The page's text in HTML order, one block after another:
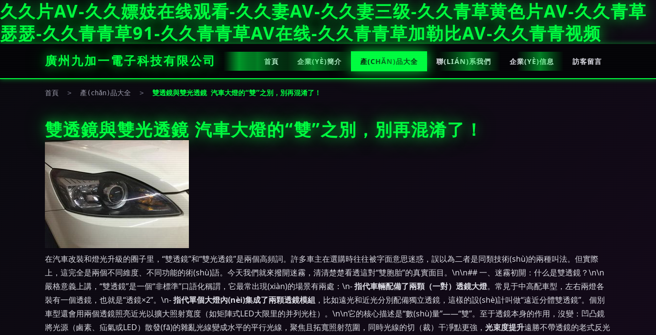
久久片AV-久久嫖妓在线观看-久久妻AV-久久妻三级-久久青草黄色片AV-久久青草
瑟瑟-久久青青草91-久久青青草AV在线-久久青青草加勒比AV-久久青青视频
廣州九加一電子科技有限公司 首頁 企業(YÈ)簡介 產(CHǍN)品大全 聯(LIÁN)系我們 企業(YÈ)信息 訪客留言
首頁 > 產(chǎn)品大全 > 雙透鏡與雙光透鏡 汽車大燈的“雙”之別，別再混淆了！
雙透鏡與雙光透鏡 汽車大燈的“雙”之別，別再混淆了！
在汽車改裝和燈光升級的圈子里，“雙透鏡”和“雙光透鏡”是兩個高頻詞。許多車主在選購時往往被字面意思迷惑，誤以為二者是同類技術(shù)的兩種叫法。但實際
上，這完全是兩個不同維度、不同功能的術(shù)語。今天我們就來撥開迷霧，清清楚楚看透這對“雙胞胎”的真實面目。\n\n## 一、迷霧初開：什么是雙透鏡？\n\n
嚴格意義上講，“雙透鏡”是一個“非標準”口語化稱謂，它最常出現(xiàn)的場景有兩處：\n-指代車輛配備了兩顆（一對）透鏡大燈。常見于中高配車型，左右兩燈各
裝有一個透鏡，也就是“透鏡×2”。\n-指代單個大燈內(nèi)集成了兩顆透鏡模組 ，比如遠光和近光分別配備獨立透鏡，這樣的設(shè)計叫做“遠近分體雙透鏡”。個別
車型還會用兩個透鏡照亮近光以擴大照射寬度（如矩陣式LED大限里的并列光柱）。\n\n它的核心描述是“數(shù)量”——“雙”。至于透鏡本身的作用，沒變：凹凸鏡
將光源（鹵素、疝氣或LED）散發(fā)的雜亂光線變成水平的平行光線，聚焦且拓寬照射范圍，同時光線的切（裁）干凈點更強， 光束度提升遠勝不帶透鏡的老式反光